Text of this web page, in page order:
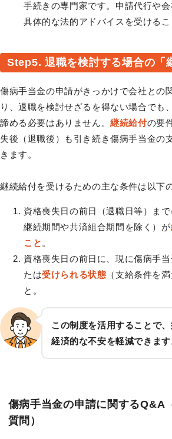
手続きの専門家です。申請代行や会
具体的な法的アドバイスを受けるこ
Step5. 退職を検討する場合の「
傷病手当金の申請がきっかけで会社との
り、退職を検討せざるを得ない場合でも
諦める必要はありません。継続給付の要
失後（退職後）も引き続き傷病手当金の
きます。
継続給付を受けるための主な条件は以下
資格喪失日の前日（退職日等）ま
継続期間や共済組合期間を除く）が
こと 。
資格喪失日の前日に、現に傷病手
たは受けられる状態 （支給条件を
と。
この制度を活用することで、
経済的な不安を軽減できます
傷病手当金の申請に関するQ&A
質問）